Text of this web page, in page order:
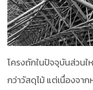
โครงถักในปัจจุบันส่วน
กว่าวัสดุไม้ แต่เนื่องจาก